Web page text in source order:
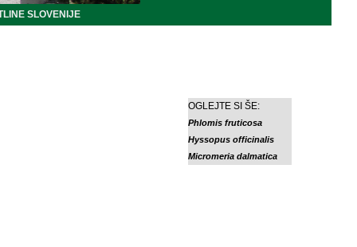
SLOVENIJE
OGLEJTE SI ŠE:
Phlomis fruticosa
Hyssopus officinalis
Micromeria dalmatica